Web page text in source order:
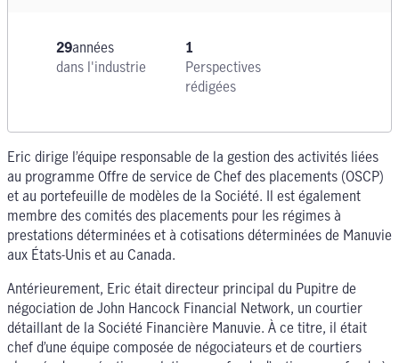
29années
dans l'industrie
1
Perspectives
rédigées
Eric dirige l’équipe responsable de la gestion des activités liées
au programme Offre de service de Chef des placements (OSCP)
et au portefeuille de modèles de la Société. Il est également
membre des comités des placements pour les régimes à
prestations déterminées et à cotisations déterminées de Manuvie
aux États-Unis et au Canada.
Antérieurement, Eric était directeur principal du Pupitre de
négociation de John Hancock Financial Network, un courtier
détaillant de la Société Financière Manuvie. À ce titre, il était
chef d’une équipe composée de négociateurs et de courtiers